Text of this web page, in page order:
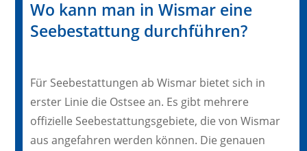
Wo kann man in Wismar eine
Seebestattung durchführen?
Für Seebestattungen ab Wismar bietet sich in
erster Linie die Ostsee an. Es gibt mehrere
offizielle Seebestattungsgebiete, die von Wismar
aus angefahren werden können. Die genauen